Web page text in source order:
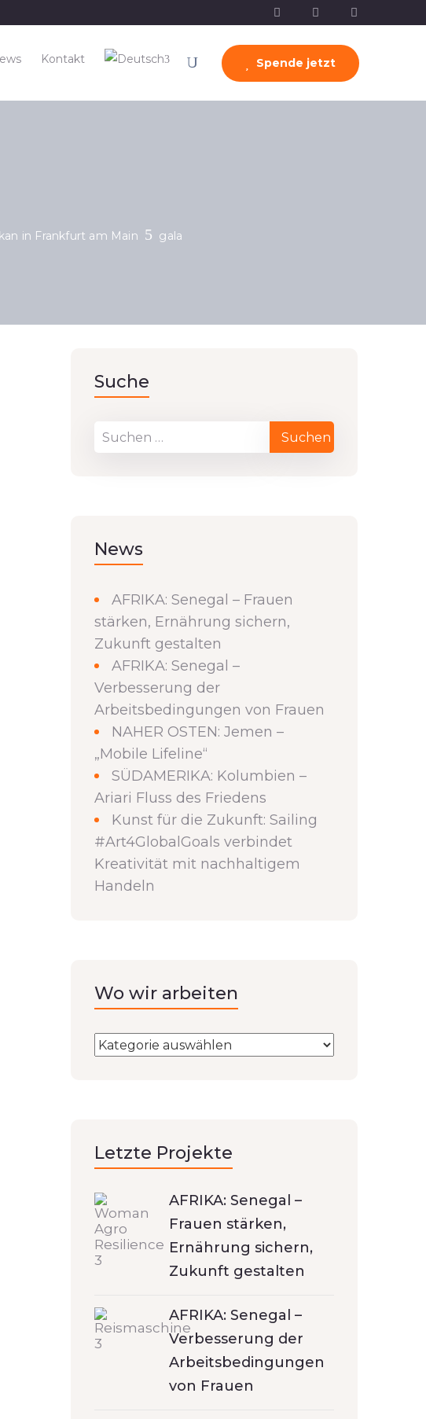
Kontakt Spende jetzt
in Frankfurt am Main gala
Suche
News
AFRIKA: Senegal – Frauen
stärken, Ernährung sichern,
Zukunft gestalten
AFRIKA: Senegal –
Verbesserung der
Arbeitsbedingungen von Frauen
NAHER OSTEN: Jemen –
„Mobile Lifeline“
SÜDAMERIKA: Kolumbien –
Ariari Fluss des Friedens
Kunst für die Zukunft: Sailing
#Art4GlobalGoals verbindet
Kreativität mit nachhaltigem
Handeln
Wo wir arbeiten
Letzte Projekte
AFRIKA: Senegal –
Frauen stärken,
Ernährung sichern,
Zukunft gestalten
AFRIKA: Senegal –
Verbesserung der
Arbeitsbedingungen
von Frauen